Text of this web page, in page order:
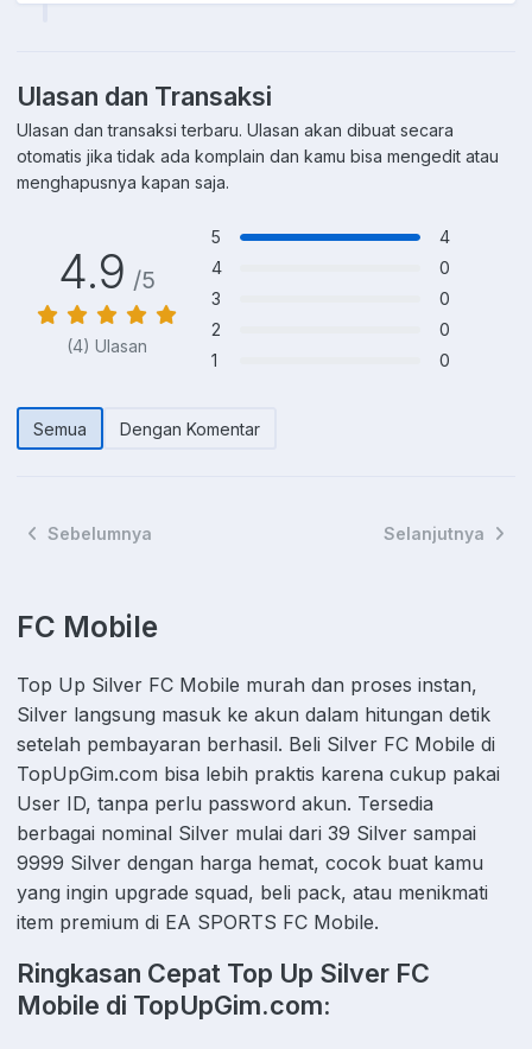
Ulasan dan Transaksi
Ulasan dan transaksi terbaru. Ulasan akan dibuat secara
otomatis jika tidak ada komplain dan kamu bisa mengedit atau
menghapusnya kapan saja.
4.9 /5
(4) Ulasan
5
4
4
0
3
0
2
0
1
0
Semua Dengan Komentar
Sebelumnya Selanjutnya
FC Mobile
Top Up Silver FC Mobile murah dan proses instan,
Silver langsung masuk ke akun dalam hitungan detik
setelah pembayaran berhasil. Beli Silver FC Mobile di
TopUpGim.com bisa lebih praktis karena cukup pakai
User ID, tanpa perlu password akun. Tersedia
berbagai nominal Silver mulai dari 39 Silver sampai
9999 Silver dengan harga hemat, cocok buat kamu
yang ingin upgrade squad, beli pack, atau menikmati
item premium di EA SPORTS FC Mobile.
Ringkasan Cepat Top Up Silver FC
Mobile di TopUpGim.com: